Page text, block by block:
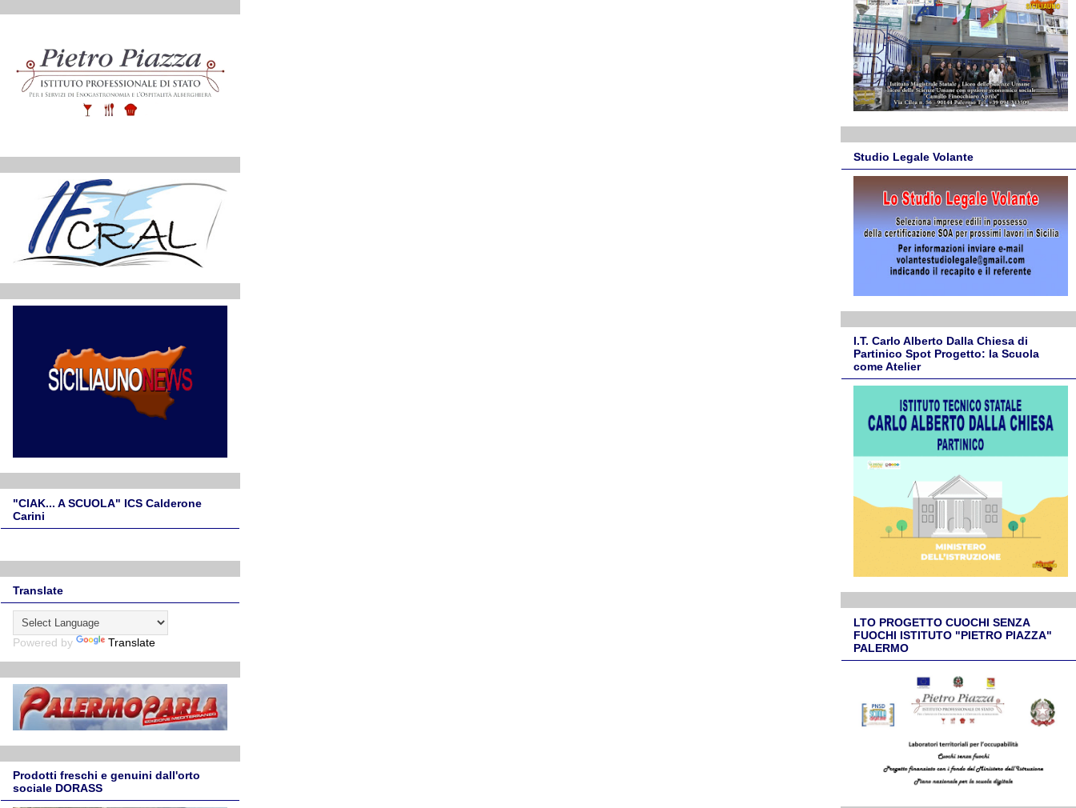
"CIAK... A SCUOLA" ICS Calderone
Carini
Translate
Powered by Translate
Prodotti freschi e genuini dall'orto
sociale DORASS
Studio Legale Volante
I.T. Carlo Alberto Dalla Chiesa di
Partinico Spot Progetto: la Scuola
come Atelier
LTO PROGETTO CUOCHI SENZA
FUOCHI ISTITUTO "PIETRO PIAZZA"
PALERMO